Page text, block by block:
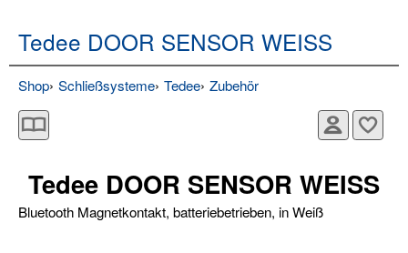
Tedee DOOR SENSOR WEISS
Shop Schließsysteme Tedee Zubehör
Tedee DOOR SENSOR WEISS
Bluetooth Magnetkontakt, batteriebetrieben, in Weiß